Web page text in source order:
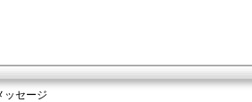
ッセージ